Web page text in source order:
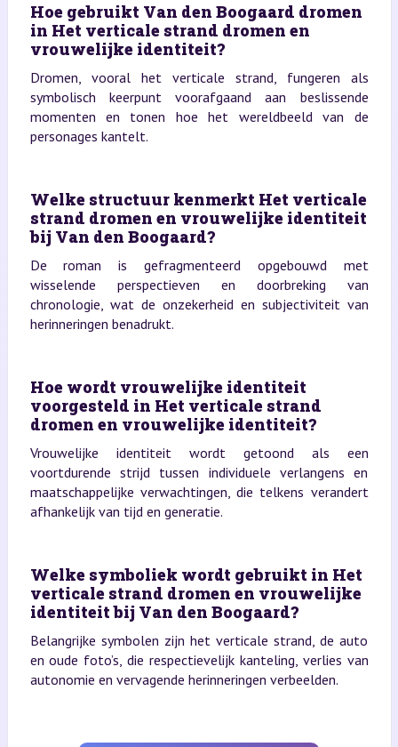
Hoe gebruikt Van den Boogaard dromen
in Het verticale strand dromen en
vrouwelijke identiteit?
Dromen, vooral het verticale strand, fungeren als
symbolisch keerpunt voorafgaand aan beslissende
momenten en tonen hoe het wereldbeeld van de
personages kantelt.
Welke structuur kenmerkt Het verticale
strand dromen en vrouwelijke identiteit
bij Van den Boogaard?
De roman is gefragmenteerd opgebouwd met
wisselende perspectieven en doorbreking van
chronologie, wat de onzekerheid en subjectiviteit van
herinneringen benadrukt.
Hoe wordt vrouwelijke identiteit
voorgesteld in Het verticale strand
dromen en vrouwelijke identiteit?
Vrouwelijke identiteit wordt getoond als een
voortdurende strijd tussen individuele verlangens en
maatschappelijke verwachtingen, die telkens verandert
afhankelijk van tijd en generatie.
Welke symboliek wordt gebruikt in Het
verticale strand dromen en vrouwelijke
identiteit bij Van den Boogaard?
Belangrijke symbolen zijn het verticale strand, de auto
en oude foto’s, die respectievelijk kanteling, verlies van
autonomie en vervagende herinneringen verbeelden.